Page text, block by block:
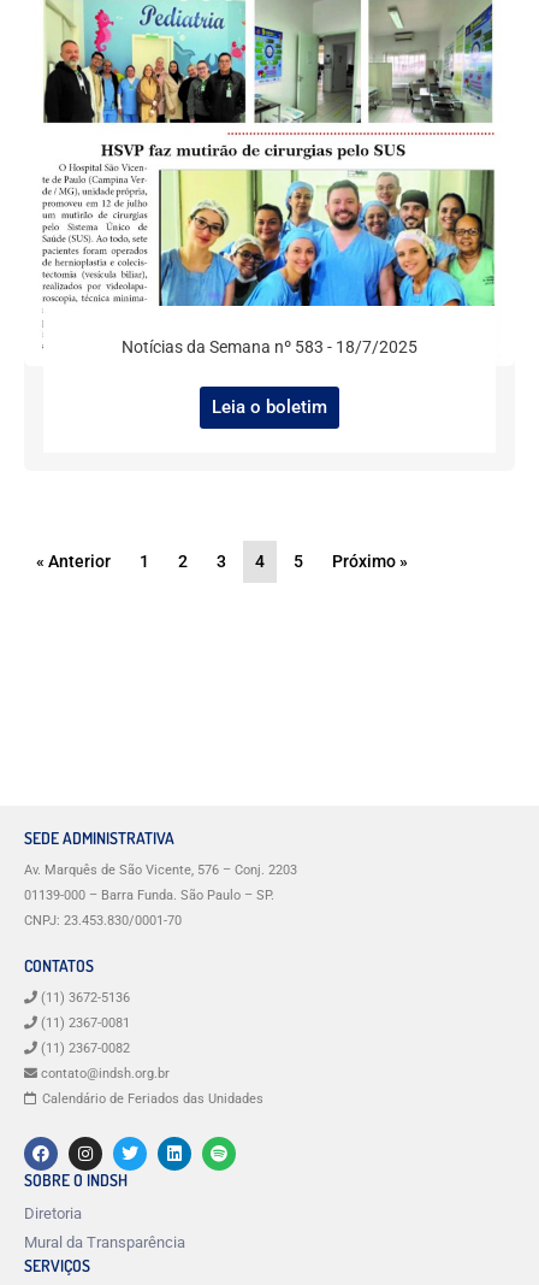
Notícias da Semana nº 583 - 18/7/2025
Leia o boletim
« Anterior 1 2 3 4 5 Próximo »
SEDE ADMINISTRATIVA
Av. Marquês de São Vicente, 576 – Conj. 2203
01139-000 – Barra Funda. São Paulo – SP.
CNPJ: 23.453.830/0001-70
CONTATOS
(11) 3672-5136
(11) 2367-0081
(11) 2367-0082
contato@indsh.org.br
Calendário de Feriados das Unidades
SOBRE O INDSH
Diretoria
Mural da Transparência
SERVIÇOS